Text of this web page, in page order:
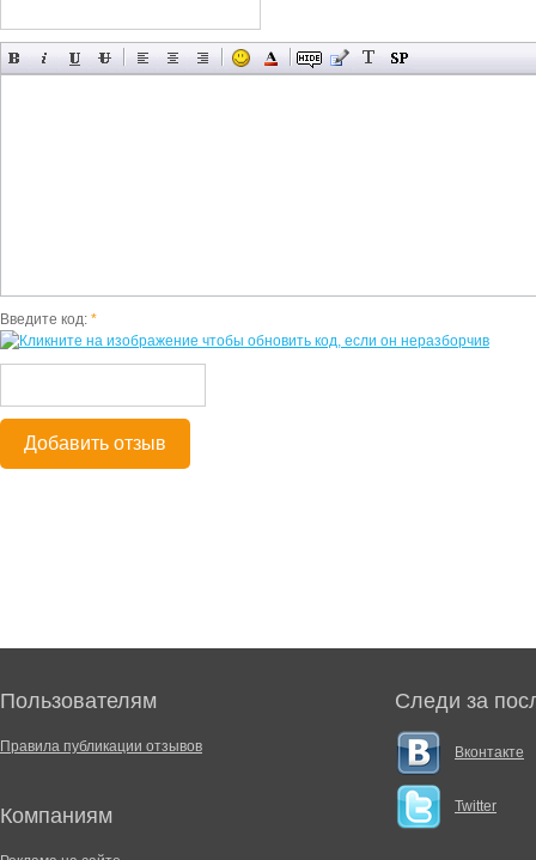
Введите код: *
Добавить отзыв
Пользователям
Правила публикации отзывов
Компаниям
Следи за
Вконтакте
Twitter